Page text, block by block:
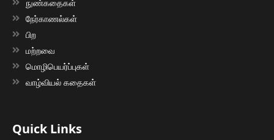
நுண்கதைகள்
நேர்காணல்கள்
பிற
மற்றவை
மொழிபெயர்ப்புகள்
வாழ்வியல் கதைகள்
Quick Links